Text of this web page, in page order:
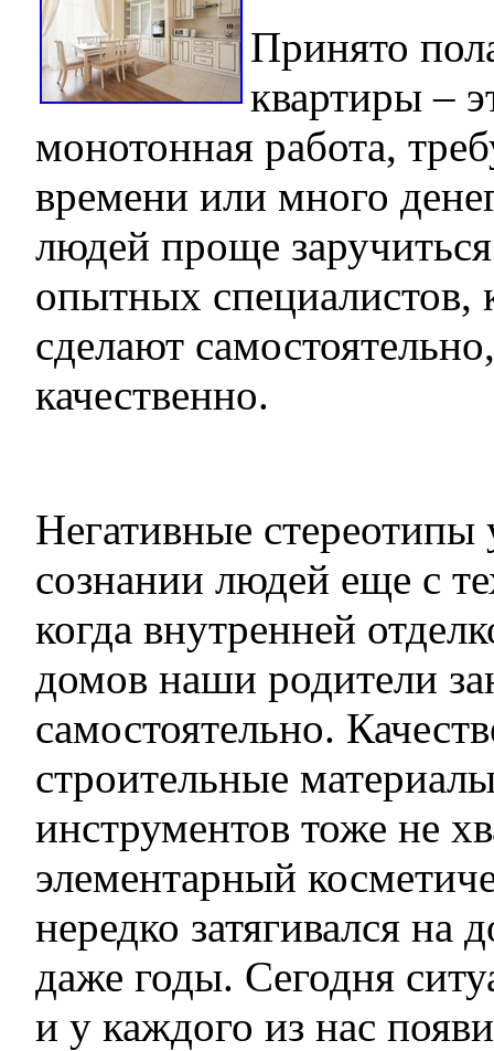
Принято
квартиры –
монотонная работа,
времени или много
людей проще
опытных специалистов,
сделают
качественно.
Негативные стереотипы
сознании людей еще с
когда внутренней
домов наши родители
самостоятельно.
строительные
инструментов тоже не
элементарный
нередко затягивался на
даже годы. Сегодня
и у каждого из нас